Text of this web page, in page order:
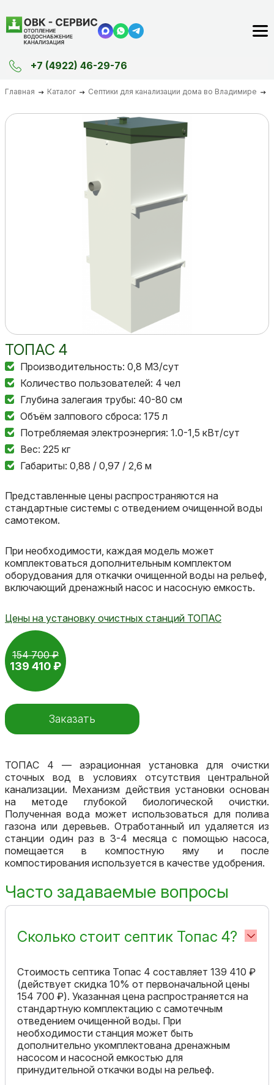
+7 (4922) 46-29-76
Главная Каталог Септики для канализации дома во Владимире
154 700 ₽
139 410 ₽
Заказать
ТОПАС 4
Производительность: 0,8 М3/сут
Количество пользователей: 4 чел
Глубина залегаия трубы: 40-80 см
Объём залпового сброса: 175 л
Потребляемая электроэнергия: 1.0-1,5 кВт/сут
Вес: 225 кг
Габариты: 0,88 / 0,97 / 2,6 м
Представленные цены распространяются на
стандартные системы с отведением очищенной воды
самотеком.
При необходимости, каждая модель может
комплектоваться дополнительным комплектом
оборудования для откачки очищенной воды на рельеф,
включающий дренажный насос и насосную емкость.
Цены на установку очистных станций ТОПАС
ТОПАС 4 — аэрационная установка для очистки
сточных вод в условиях отсутствия центральной
канализации. Механизм действия установки основан
на методе глубокой биологической очистки.
Полученная вода может использоваться для полива
газона или деревьев. Отработанный ил удаляется из
станции один раз в 3-4 месяца с помощью насоса,
помещается в компостную яму и после
компостирования используется в качестве удобрения.
Часто задаваемые вопросы
Сколько стоит септик Топас 4?
Стоимость септика Топас 4 составляет 139 410 ₽
(действует скидка 10% от первоначальной цены
154 700 ₽). Указанная цена распространяется на
стандартную комплектацию с самотечным
отведением очищенной воды. При
необходимости станция может быть
дополнительно укомплектована дренажным
насосом и насосной емкостью для
принудительной откачки воды на рельеф.